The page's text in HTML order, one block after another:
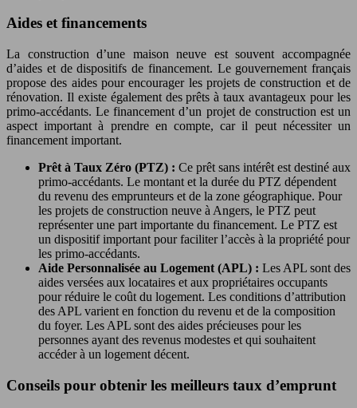
Aides et financements
La construction d’une maison neuve est souvent accompagnée
d’aides et de dispositifs de financement. Le gouvernement français
propose des aides pour encourager les projets de construction et de
rénovation. Il existe également des prêts à taux avantageux pour les
primo-accédants. Le financement d’un projet de construction est un
aspect important à prendre en compte, car il peut nécessiter un
financement important.
Prêt à Taux Zéro (PTZ) : Ce prêt sans intérêt est destiné aux
primo-accédants. Le montant et la durée du PTZ dépendent
du revenu des emprunteurs et de la zone géographique. Pour
les projets de construction neuve à Angers, le PTZ peut
représenter une part importante du financement. Le PTZ est
un dispositif important pour faciliter l’accès à la propriété pour
les primo-accédants.
Aide Personnalisée au Logement (APL) : Les APL sont des
aides versées aux locataires et aux propriétaires occupants
pour réduire le coût du logement. Les conditions d’attribution
des APL varient en fonction du revenu et de la composition
du foyer. Les APL sont des aides précieuses pour les
personnes ayant des revenus modestes et qui souhaitent
accéder à un logement décent.
Conseils pour obtenir les meilleurs taux d’emprunt